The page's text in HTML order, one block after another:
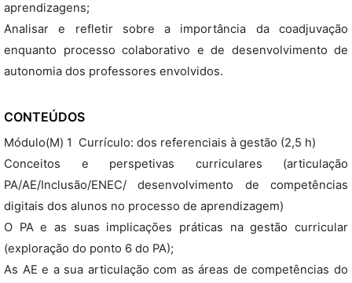
aprendizagens;
Analisar e refletir sobre a importância da coadjuvação
enquanto processo colaborativo e de desenvolvimento de
autonomia dos professores envolvidos.
CONTEÚDOS
Módulo(M) 1  Currículo: dos referenciais à gestão (2,5 h)
Conceitos e perspetivas curriculares (articulação
PA/AE/Inclusão/ENEC/ desenvolvimento de competências
digitais dos alunos no processo de aprendizagem)
O PA e as suas implicações práticas na gestão curricular
(exploração do ponto 6 do PA);
As AE e a sua articulação com as áreas de competências do